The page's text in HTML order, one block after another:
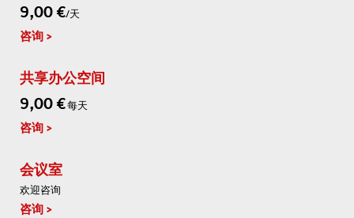
9,00 €/天
咨询
共享办公空间
9,00 €每天
咨询
会议室
欢迎咨询
咨询